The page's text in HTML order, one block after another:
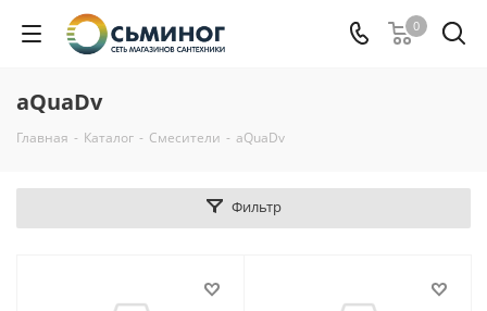
0
aQuaDv
Главная - Каталог - Смесители - aQuaDv
Фильтр